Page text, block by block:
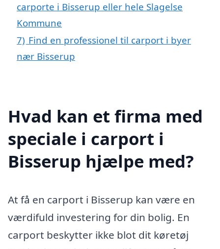
carporte i Bisserup eller hele Slagelse
Kommune
7) Find en professionel til carport i byer
nær Bisserup
Hvad kan et firma med
speciale i carport i
Bisserup hjælpe med?
At få en carport i Bisserup kan være en
værdifuld investering for din bolig. En
carport beskytter ikke blot dit køretøj